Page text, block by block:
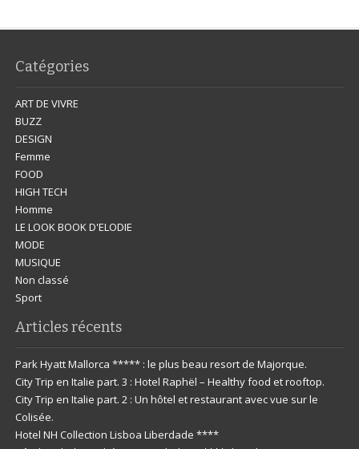
Catégories
ART DE VIVRE
BUZZ
DESIGN
Femme
FOOD
HIGH TECH
Homme
LE LOOK BOOK D'ELODIE
MODE
MUSIQUE
Non classé
Sport
Articles récents
Park Hyatt Mallorca ***** : le plus beau resort de Majorque.
City Trip en Italie part. 3 : Hotel Raphël – Healthy food et rooftop.
City Trip en Italie part. 2 : Un hôtel et restaurant avec vue sur le
Colisée.
Hotel NH Collection Lisboa Liberdade ****